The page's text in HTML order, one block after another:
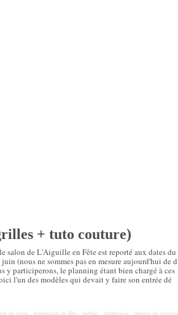
+ tuto couture)
salon de L'Aiguille en Fête est reporté aux dates du
juin (nous ne sommes pas en mesure aujourd'hui de d
y participerons, le planning étant bien chargé à ces
l'un des modèles qui devait y faire son entrée dé
de croix, lendemain de fête, médoc, pharmacie, trousse de secours